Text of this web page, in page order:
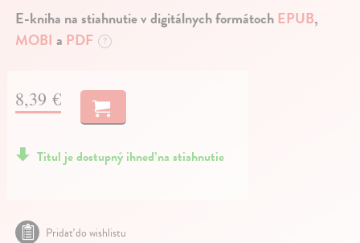
E-kniha na stiahnutie v digitálnych formátochEPUB,
MOBI a PDF ?
8,39 €
Titul je dostupný ihneď na stiahnutie
Pridať do wishlistu